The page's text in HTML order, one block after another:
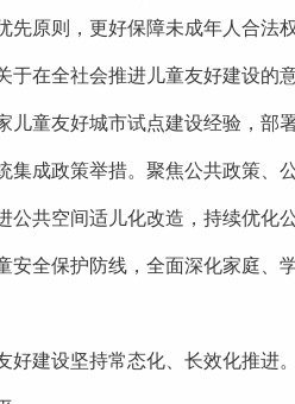
先原则，更好保障未成年人合法
于在全社会推进儿童友好建设的
儿童友好城市试点建设经验，
集成政策举措。聚焦公共政策
公共空间适儿化改造，持续优化
安全保护防线，全面深化家庭
好建设坚持常态化、长效化推